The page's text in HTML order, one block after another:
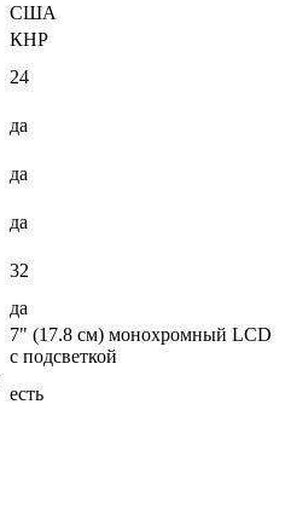
США
КНР
24
да
да
да
32
да
7" (17.8 см) монохромный LCD
с подсветкой
есть